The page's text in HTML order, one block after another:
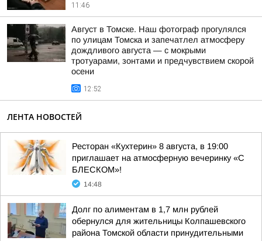
11:46
Август в Томске. Наш фотограф прогулялся
по улицам Томска и запечатлел атмосферу
дождливого августа — с мокрыми
тротуарами, зонтами и предчувствием скорой
осени
12:52
ЛЕНТА НОВОСТЕЙ
Ресторан «Кухтерин» 8 августа, в 19:00
приглашает на атмосферную вечеринку «С
БЛЕСКОМ»!
14:48
Долг по алиментам в 1,7 млн рублей
обернулся для жительницы Колпашевского
района Томской области принудительными